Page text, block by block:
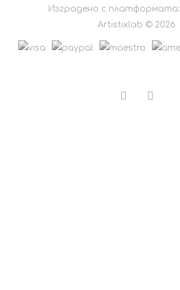
Изградено с платформата:
Artistixlab © 2026